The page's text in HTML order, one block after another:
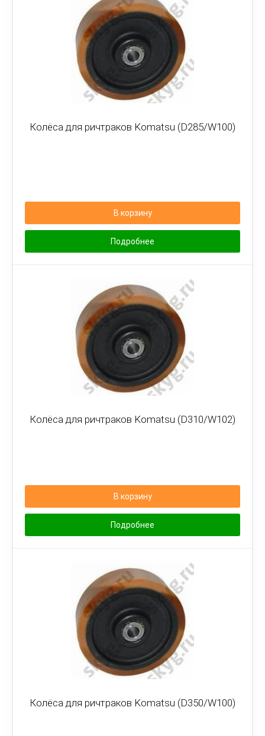
Колёса для ричтраков Komatsu (D285/W100)
В корзину
Подробнее
Колёса для ричтраков Komatsu (D310/W102)
В корзину
Подробнее
Колёса для ричтраков Komatsu (D350/W100)